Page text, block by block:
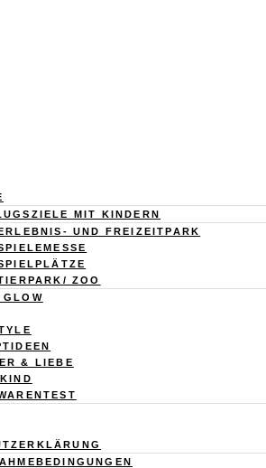
MIT KINDERN
UND FREIZEITPARK
ZOO
GLOW
& LIEBE